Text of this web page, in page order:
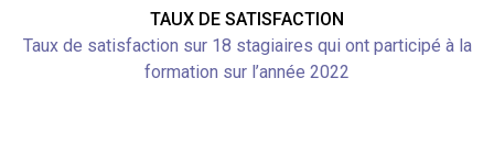
TAUX DE SATISFACTION
Taux de satisfaction sur 18 stagiaires qui ont participé à la
formation sur l’année 2022